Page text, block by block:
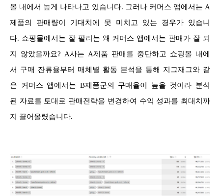
몰 내에서 높게 나타나고 있습니다. 그러나 커머스 앱에서는 A
제품의 판매량이 기대치에 못 미치고 있는 경우가 있습니
다. 쇼핑몰에서는 잘 팔리는 왜 커머스 앱에서는 판매가 잘 되
지 않았을까요? A사는 A제품 판매를 중단하고 쇼핑몰 내에
서 구매 잔류율부터 매체별 활동 분석을 통해 지그재그와 같
은 커머스 앱에서는 B제품군의 구매율이 높을 것이라 분석
된 자료를 토대로 판매전략을 변경하여 수익 성과를 최대치까
지 끌어올렸습니다.